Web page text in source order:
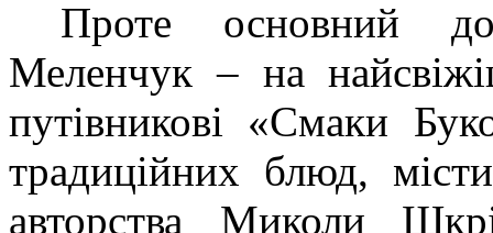
Проте основний
Меленчук – на
путівникові «Смаки
традиційних блюд,
авторства Миколи